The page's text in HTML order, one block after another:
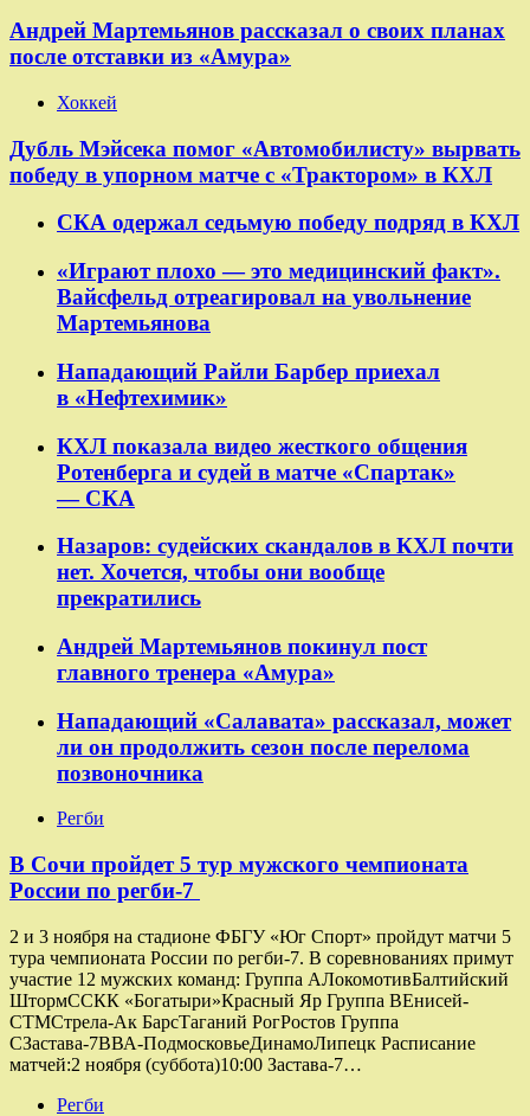
Андрей Мартемьянов рассказал о своих планах
после отставки из «Амура»
Хоккей
Дубль Мэйсека помог «Автомобилисту» вырвать
победу в упорном матче с «Трактором» в КХЛ
СКА одержал седьмую победу подряд в КХЛ
«Играют плохо — это медицинский факт».
Вайсфельд отреагировал на увольнение
Мартемьянова
Нападающий Райли Барбер приехал
в «Нефтехимик»
КХЛ показала видео жесткого общения
Ротенберга и судей в матче «Спартак»
— СКА
Назаров: судейских скандалов в КХЛ почти
нет. Хочется, чтобы они вообще
прекратились
Андрей Мартемьянов покинул пост
главного тренера «Амура»
Нападающий «Салавата» рассказал, может
ли он продолжить сезон после перелома
позвоночника
Регби
В Сочи пройдет 5 тур мужского чемпионата
России по регби-7
2 и 3 ноября на стадионе ФБГУ «Юг Спорт» пройдут матчи 5
тура чемпионата России по регби-7. В соревнованиях примут
участие 12 мужских команд: Группа AЛокомотивБалтийский
ШтормССКК «Богатыри»Красный Яр Группа ВЕнисей-
СТМСтрела-Ак БарсТаганий РогРостов Группа
СЗастава-7ВВА-ПодмосковьеДинамоЛипецк Расписание
матчей:2 ноября (суббота)10:00 Застава-7…
Регби